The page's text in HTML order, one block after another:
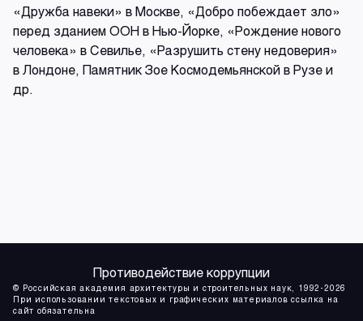
«Дружба навеки» в Москве, «Добро побеждает зло»
перед зданием ООН в Нью-Йорке, «Рождение нового
человека» в Севилье, «Разрушить стену недоверия»
в Лондоне, Памятник Зое Космодемьянской в Рузе и
др.
© Российская академия архитектуры и строительных наук, 1992-2026
При использовании текстовых и графических материалов ссылка на
сайт обязательна
Противодействие коррупции